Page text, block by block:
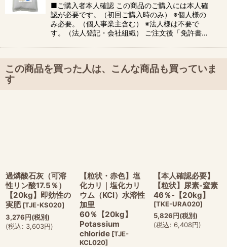
■ご購入者本人確認 この商品のご購入には本人確
認が必要です。（初回ご購入時のみ） ※個人様の
み必要。（個人事業主含む） ※法人様は不要で
す。（法人登記・会社組織） ご注文後「免許書…
この商品を買った人は、こんな商品も買っていま
す
過燐酸石灰（可溶
性リン酸17.5％）
【20kg】即効性の
実肥 [TJE-KS020]
3,276円(税別)
(税込: 3,603円)
【粒状・赤色】塩
化カリ｜塩化カリ
ウム（KCl）水溶性
加里
60％【20kg】
Potassium
chloride [TJE-
KCL020]
【本人確認必要】
【粒状】尿素-窒素
46％-【20kg】
[TKE-URA020]
5,826円(税別)
(税込: 6,408円)